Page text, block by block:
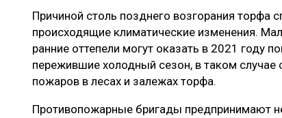
Причиной столь позднего возгорания торфа
происходящие климатические изменения.
ранние оттепели могут оказать в 2021 году
пережившие холодный сезон, в таком случае
пожаров в лесах и залежах торфа.
Противопожарные бригады предпринимают